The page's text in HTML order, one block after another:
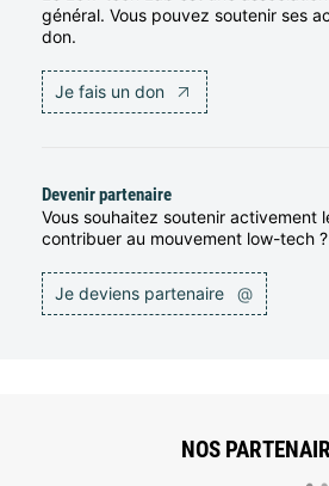
général. Vous pouvez soutenir ses
don.
Je fais un don
Devenir partenaire
Vous souhaitez soutenir activement
contribuer au mouvement low-tech ?
Je deviens partenaire @
NOS